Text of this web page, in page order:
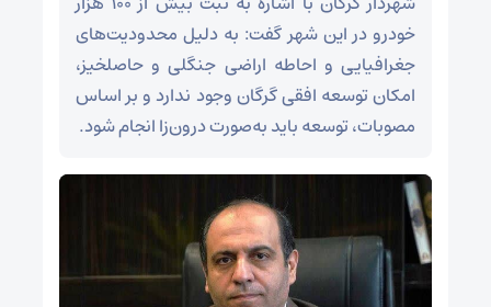
خودرو در این شهر گفت: به دلیل محدودیت‌های
جغرافیایی و احاطه اراضی جنگلی و حاصلخیز،
امکان توسعه افقی گرگان وجود ندارد و بر اساس
مصوبات، توسعه باید به‌صورت درون‌زا انجام شود.